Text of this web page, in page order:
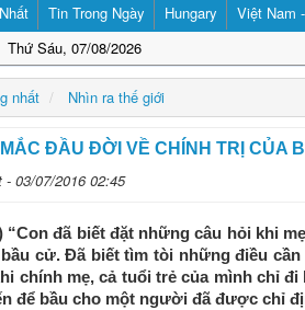
Sáu, 07/08/2026
Tin Trong Ngày Hungary Việt Nam
nhất Nhìn ra thế giới
ĐẦU ĐỜI VỀ CHÍNH TRỊ CỦA
- 03/07/2016 02:45
“Con đã biết đặt những câu hỏi khi
cử. Đã biết tìm tòi những điều
chính mẹ, cả tuổi trẻ của mình chỉ
để bầu cho một người đã được chỉ